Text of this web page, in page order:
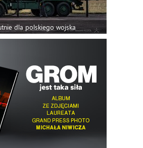
dla polskiego wojska